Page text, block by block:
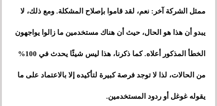
ممثل الشركة آخر: نعم، لقد قاموا بإصلاح المشكلة. ومع ذلك، لا
يبدو أن هذا هو الحال، حيث أن هناك مستخدمين ما زالوا يواجهون
الخطأ المذكور أعلاه. كما ذكرنا، هذا ليس شيئًا يحدث في 100%
من الحالات، لذا لا توجد فرصة كبيرة لتأكيده إلا بالاعتماد على ما
يقوله غوغل أو ردود المستخدمين.